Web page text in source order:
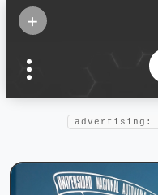
+
confianza
Foro salud
advertising: